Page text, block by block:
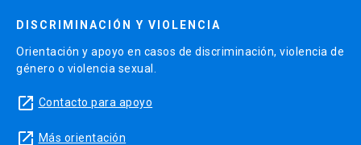
DISCRIMINACIÓN Y VIOLENCIA
Orientación y apoyo en casos de discriminación, violencia de
género o violencia sexual.
launch Contacto para apoyo
launch Más orientación